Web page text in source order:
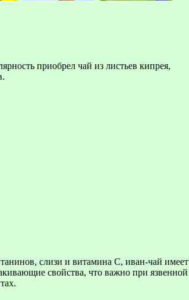
приобрел чай из листьев кипрея,
слизи и витамина С, иван-чай имеет
свойства, что важно при язвенной